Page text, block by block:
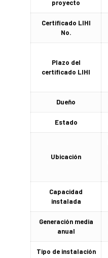
proyecto
Certificado LIHI
No.
Plazo del
certificado LIHI
Dueño
Estado
Ubicación
Capacidad
instalada
Generación media
anual
Tipo de instalación